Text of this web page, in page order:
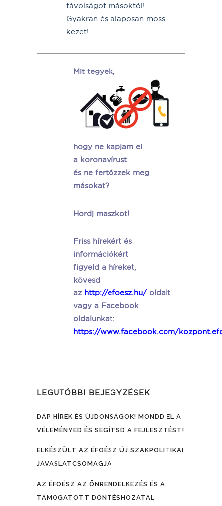
távolságot másoktól!
Gyakran és alaposan moss
kezet!
Mit tegyek,
hogy ne kapjam el
a koronavírust
és ne fertőzzek meg
másokat?
Hordj maszkot!
Friss hírekért és
információkért
figyeld a híreket,
kövesd
az http://efoesz.hu/oldalt
vagy a Facebook
oldalunkat:
https://www.facebook.com/
LEGUTÓBBI BEJEGYZÉSEK
DÁP HÍREK ÉS ÚJDONSÁGOK! MONDD EL A
VÉLEMÉNYED ÉS SEGÍTSD A FEJLESZTÉST!
ELKÉSZÜLT AZ ÉFOÉSZ ÚJ SZAKPOLITIKAI
JAVASLATCSOMAGJA
AZ ÉFOÉSZ AZ ÖNRENDELKEZÉS ÉS A
TÁMOGATOTT DÖNTÉSHOZATAL